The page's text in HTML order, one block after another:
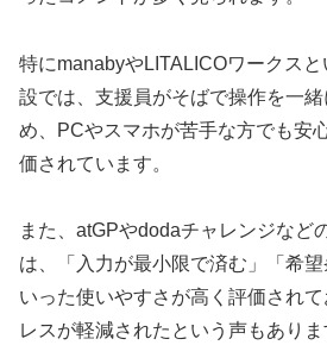
特にmanabyやLITALICOワークス
設では、支援員がそばで操作を一
め、PCやスマホが苦手な方でも安
価されています。
また、atGPやdodaチャレンジなど
は、「入力が最小限で済む」「希
いった使いやすさが高く評価され
レスが軽減されたという声もありま